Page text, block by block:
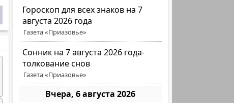
Гороскоп для всех знаков на 7
августа 2026 года
Газета «Приазовье»
Сонник на 7 августа 2026 года-
толкование снов
Газета «Приазовье»
Вчера, 6 августа 2026